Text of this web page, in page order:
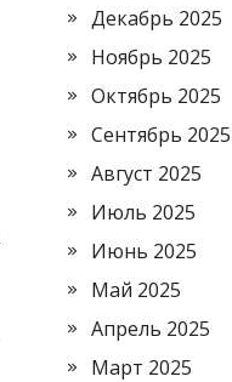
Декабрь 2025
Ноябрь 2025
Октябрь 2025
Сентябрь 2025
Август 2025
Июль 2025
Июнь 2025
Май 2025
Апрель 2025
Март 2025